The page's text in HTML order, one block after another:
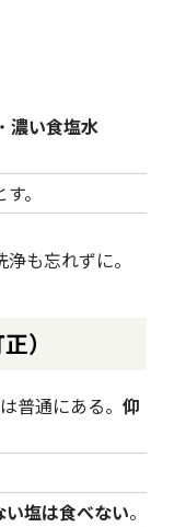
・ 濃い食塩水
。
も忘れずに。
）
普通にある。 仰
塩は食べない。